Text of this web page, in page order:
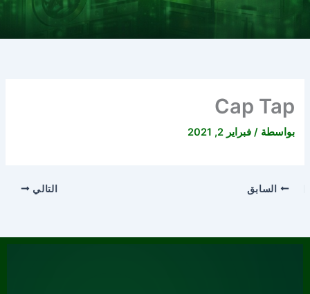
Cap Tap
بواسطة /فبراير 2, 2021
السابق التالي